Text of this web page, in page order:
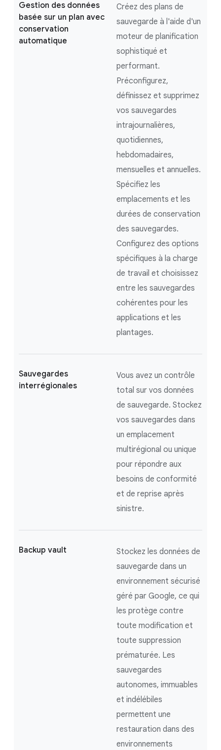
Gestion des données
basée sur un plan avec
conservation
automatique
Créez des plans de
sauvegarde à l'aide d'un
moteur de planification
sophistiqué et
performant.
Préconfigurez,
définissez et supprimez
vos sauvegardes
intrajournalières,
quotidiennes,
hebdomadaires,
mensuelles et annuelles.
Spécifiez les
emplacements et les
durées de conservation
des sauvegardes.
Configurez des options
spécifiques à la charge
de travail et choisissez
entre les sauvegardes
cohérentes pour les
applications et les
plantages.
Sauvegardes
interrégionales
Vous avez un contrôle
total sur vos données
de sauvegarde. Stockez
vos sauvegardes dans
un emplacement
multirégional ou unique
pour répondre aux
besoins de conformité
et de reprise après
sinistre.
Backup vault
Stockez les données de
sauvegarde dans un
environnement sécurisé
géré par Google, ce qui
les protège contre
toute modification et
toute suppression
prématurée. Les
sauvegardes
autonomes, immuables
et indélébiles
permettent une
restauration dans des
environnements